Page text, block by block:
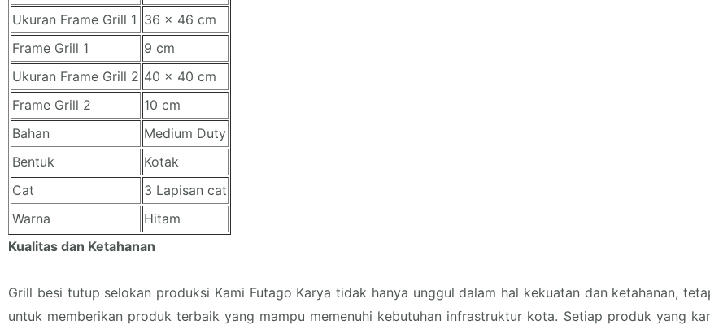
Ukuran Frame Grill 1 36 x 46 cm
Frame Grill 1
9 cm
Ukuran Frame Grill 2 40 x 40 cm
Frame Grill 2
10 cm
Bahan
Medium Duty
Bentuk
Kotak
Cat
3 Lapisan cat
Warna
Hitam
Kualitas dan Ketahanan
Grill besi tutup selokan produksi Kami Futago Karya tidak hanya unggul dalam hal kekuatan dan ketahanan,
untuk memberikan produk terbaik yang mampu memenuhi kebutuhan infrastruktur kota. Setiap produk yang